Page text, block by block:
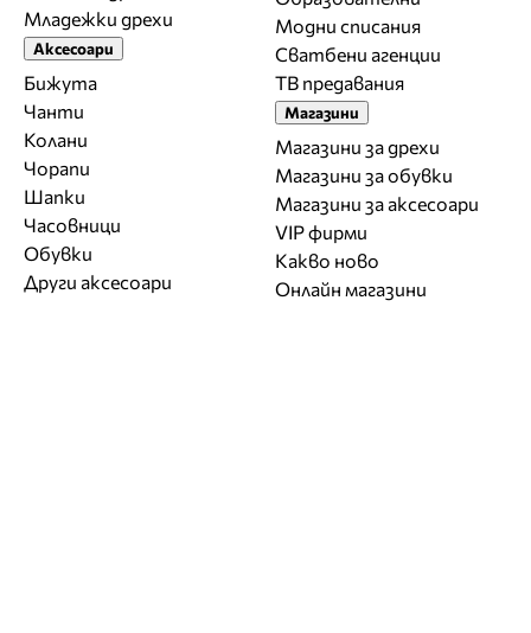
Младежки дрехи
Аксесоари
Бижута
Чанти
Колани
Чорапи
Шапки
Часовници
Обувки
Други аксесоари
Модни списания
Сватбени агенции
ТВ предавания
Магазини
Магазини за дрехи
Магазини за обувки
Магазини за aксесоари
VIP фирми
Какво ново
Онлайн магазини